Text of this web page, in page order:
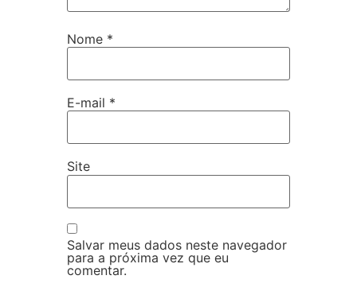
Nome *
E-mail *
Site
Salvar meus dados neste navegador
para a próxima vez que eu
comentar.